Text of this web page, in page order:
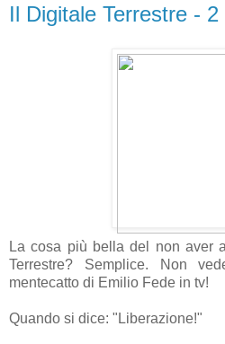
Il Digitale Terrestre - 2
La cosa più bella del non aver
Terrestre? Semplice. Non
mentecatto di Emilio Fede in tv!
Quando si dice: "Liberazione!"